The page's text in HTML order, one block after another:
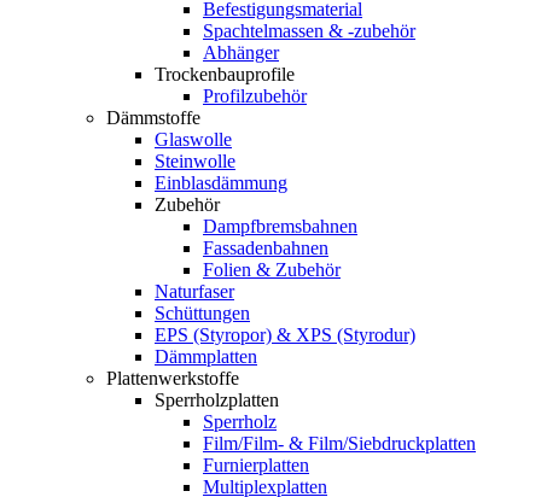
Befestigungsmaterial
Spachtelmassen & -zubehör
Abhänger
Trockenbauprofile
Profilzubehör
Dämmstoffe
Glaswolle
Steinwolle
Einblasdämmung
Zubehör
Dampfbremsbahnen
Fassadenbahnen
Folien & Zubehör
Naturfaser
Schüttungen
EPS (Styropor) & XPS (Styrodur)
Dämmplatten
Plattenwerkstoffe
Sperrholzplatten
Sperrholz
Film/Film- & Film/Siebdruckplatten
Furnierplatten
Multiplexplatten